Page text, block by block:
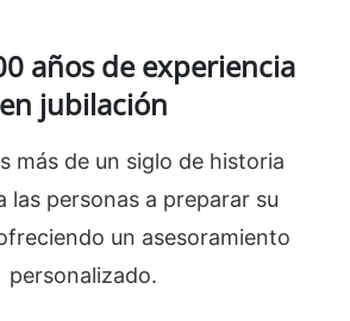
años de experiencia
en jubilación
más de un siglo de historia
las personas a preparar su
un asesoramiento
personalizado.